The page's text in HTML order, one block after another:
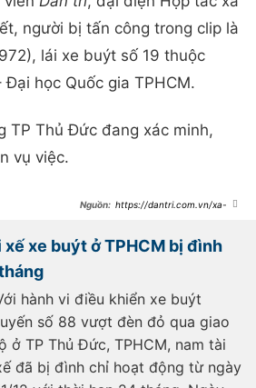
người bị tấn công trong clip là
lái xe buýt số 19 thuộc
học Quốc gia TPHCM.
TP Thủ Đức đang xác minh,
vụ việc.
https://dantri.com.vn/xa-
20250323201813612.htm
xe buýt ở TPHCM bị đình
hành vi điều khiển xe buýt
số 88 vượt đèn đỏ qua giao
ở TP Thủ Đức, TPHCM, nam tài
đã bị đình chỉ hoạt động từ ngày